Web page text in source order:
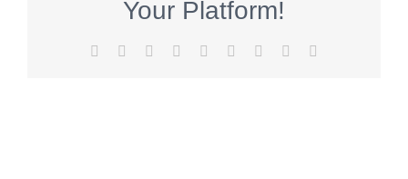
Your Platform!
Facebook
TwitterReddit LinkedInWhatsApp
TumblrPinterest